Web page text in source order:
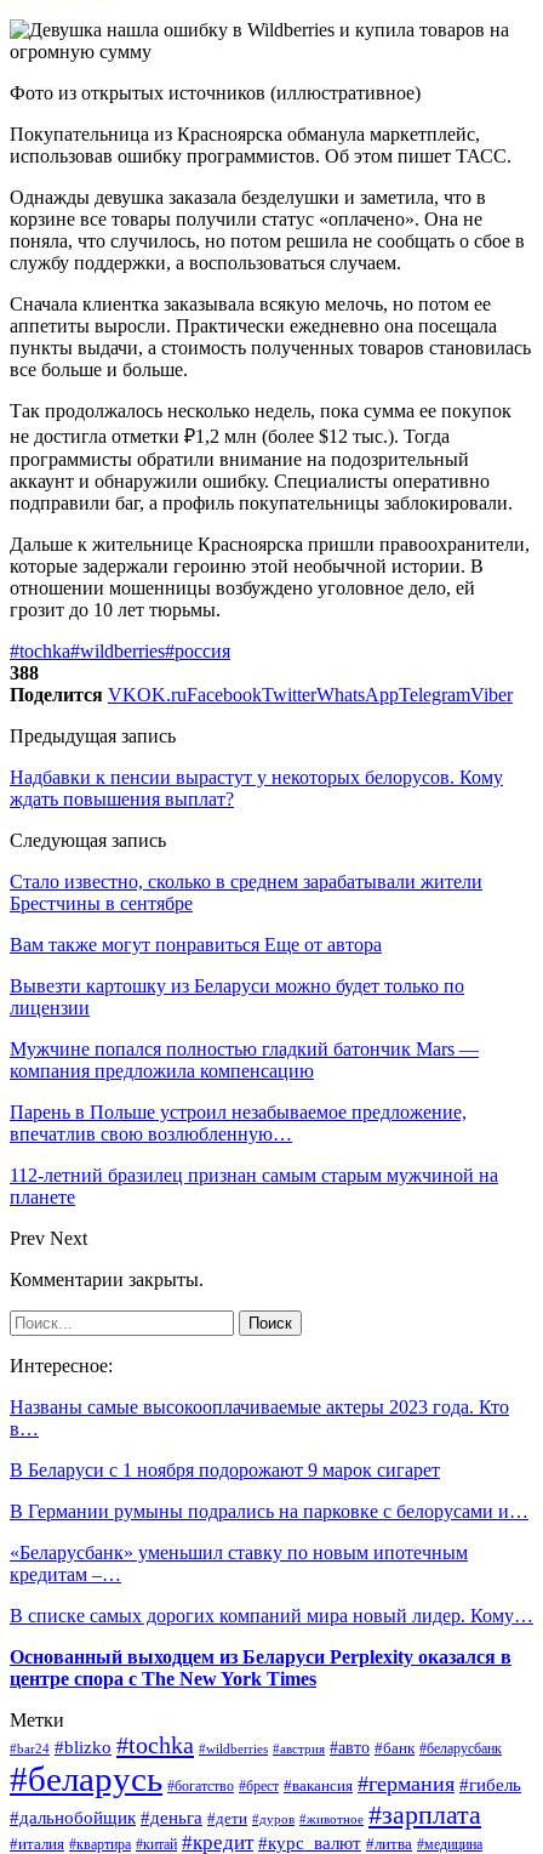
Фото из открытых источников (иллюстративное)
Покупательница из Красноярска обманула маркетплейс,
использовав ошибку программистов. Об этом пишет ТАСС.
Однажды девушка заказала безделушки и заметила, что в
корзине все товары получили статус «оплачено». Она не
поняла, что случилось, но потом решила не сообщать о сбое в
службу поддержки, а воспользоваться случаем.
Сначала клиентка заказывала всякую мелочь, но потом ее
аппетиты выросли. Практически ежедневно она посещала
пункты выдачи, а стоимость полученных товаров становилась
все больше и больше.
Так продолжалось несколько недель, пока сумма ее покупок
не достигла отметки ₽1,2 млн (более $12 тыс.). Тогда
программисты обратили внимание на подозрительный
аккаунт и обнаружили ошибку. Специалисты оперативно
подправили баг, а профиль покупательницы заблокировали.
Дальше к жительнице Красноярска пришли правоохранители,
которые задержали героиню этой необычной истории. В
отношении мошенницы возбуждено уголовное дело, ей
грозит до 10 лет тюрьмы.
#tochka#wildberries#россия
388
Поделится VKOK.ruFacebookTwitterWhatsAppTelegramViber
Предыдущая запись
Надбавки к пенсии вырастут у некоторых белорусов. Кому
ждать повышения выплат?
Следующая запись
Стало известно, сколько в среднем зарабатывали жители
Брестчины в сентябре
Вам также могут понравиться Еще от автора
Вывезти картошку из Беларуси можно будет только по
лицензии
Мужчине попался полностью гладкий батончик Mars —
компания предложила компенсацию
Парень в Польше устроил незабываемое предложение,
впечатлив свою возлюбленную…
112-летний бразилец признан самым старым мужчиной на
планете
Prev Next
Комментарии закрыты.
Интересное:
Названы самые высокооплачиваемые актеры 2023 года. Кто
в…
В Беларуси с 1 ноября подорожают 9 марок сигарет
В Германии румыны подрались на парковке с белорусами и…
«Беларусбанк» уменьшил ставку по новым ипотечным
кредитам –…
В списке самых дорогих компаний мира новый лидер. Кому…
Основанный выходцем из Беларуси Perplexity оказался в
центре спора с The New York Times
Метки
#bar24 #blizko #tochka #wildberries #австрия #авто #банк #беларусбанк
#беларусь #богатство #брест #вакансия #германия #гибель
#дальнобойщик #деньга #дети #дуров #животное #зарплата
#италия #квартира #китай #кредит #курс_валют #литва #медицина